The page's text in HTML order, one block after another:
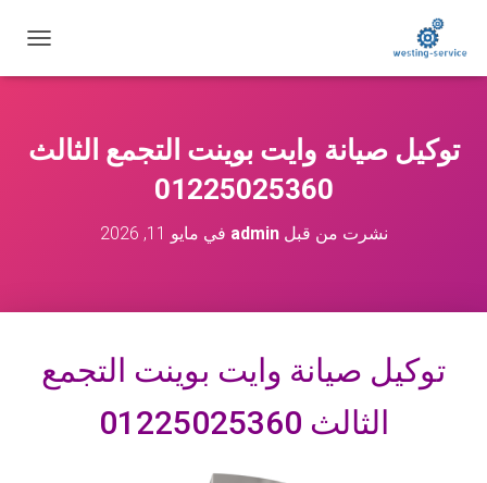
ب
ا
توكيل صيانة وايت بوينت التجمع الثالث
01225025360
نشرت من قبلadmin في مايو 11, 2026
توكيل صيانة وايت بوينت التجمع
الثالث 01225025360